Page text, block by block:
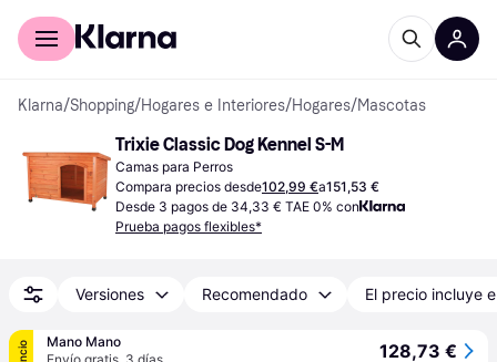
Comprar con Klarna
Klarna/Shopping/Hogares e Interiores/Hogares/Mascotas
Trixie Classic Dog Kennel S-M
Camas para Perros
Compara precios desde102,99 €a151,53 €
Desde 3 pagos de 34,33 € TAE 0% con
Prueba pagos flexibles*
Versiones Recomendado El precio incluye
Mano Mano
128,73 €